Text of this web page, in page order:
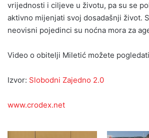
vrijednosti i ciljeve u životu, pa su se
aktivno mijenjati svoj dosadašnji život.
neovisni pojedinci su noćna mora za
Video o obitelji Miletić možete pogledati
Izvor: Slobodni Zajedno 2.0
www.crodex.net